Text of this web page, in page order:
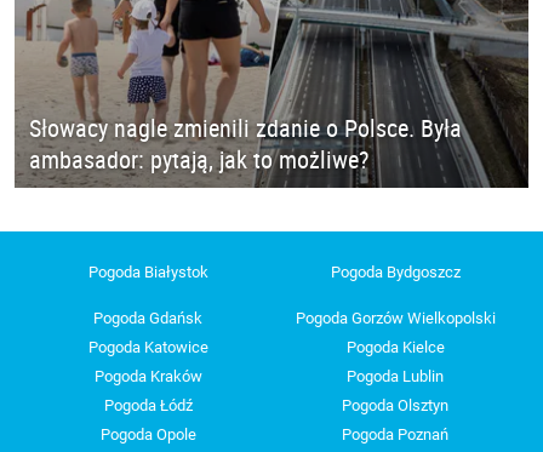
Słowacy nagle zmienili zdanie o Polsce. Była
ambasador: pytają, jak to możliwe?
Pogoda Białystok Pogoda Bydgoszcz
Pogoda Gdańsk
Pogoda Gorzów Wielkopolski
Pogoda Katowice
Pogoda Kielce
Pogoda Kraków
Pogoda Lublin
Pogoda Łódź
Pogoda Olsztyn
Pogoda Opole
Pogoda Poznań